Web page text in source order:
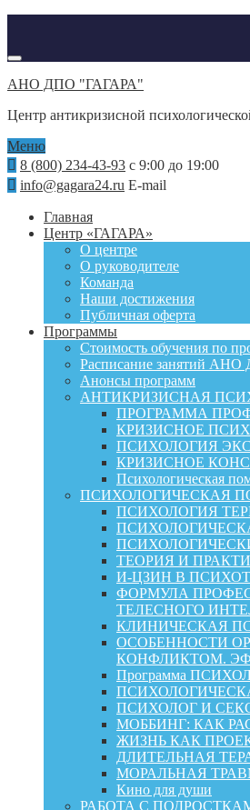
АНО ДПО "ГАГАРА"
Центр антикризисной
Меню
8 (800) 234-43-93 с 9:00 до 19:00
info@gagara24.ru E-mail
Главная
Центр «ГАГАРА»
О центре
О руководителе
Команда
Наши достижения
Публичная оферта
Программы
Стоимость обучения по
Расписание занятий
Анонсы программ
АНТИКРИЗИСНАЯ
ПРОГРАММА
КРИЗИСНОЕ
ПСИХОЛОГИЯ
КРИЗИСНОЕ
Психологическая
ПСИХОЛОГИЧЕСКАЯ
ПСИХОЛОГИЯ
ТЕОРИЯ И
И-ЦЗИН В
ФОРМУЛА
ТЕЛЕСНОГО
КЛИНИЧЕСКАЯ
ОСОБЕННОСТИ
КОНФЛИКТОМ.
Программа
ПСИХОЛОГ И
МОББИНГ: КАК
ЖИЗНЬ КАК
ДЛИТЕЛЬНАЯ
МОРАЛЬНАЯ
Кино для души
РАБОТА С